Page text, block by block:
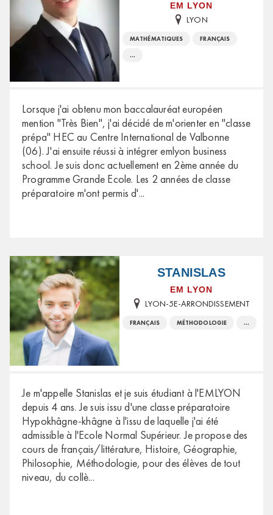
EM LYON
LYON
MATHÉMATIQUES FRANÇAIS
...
Lorsque j'ai obtenu mon baccalauréat européen
mention "Très Bien", j'ai décidé de m'orienter en "classe
prépa" HEC au Centre International de Valbonne
(06). J'ai ensuite réussi à intégrer emlyon business
school. Je suis donc actuellement en 2ème année du
Programme Grande Ecole. Les 2 années de classe
préparatoire m'ont permis d'...
STANISLAS
EM LYON
LYON-5E-ARRONDISSEMENT
FRANÇAIS MÉTHODOLOGIE ...
Je m'appelle Stanislas et je suis étudiant à l'EMLYON
depuis 4 ans. Je suis issu d'une classe préparatoire
Hypokhâgne-khâgne à l'issu de laquelle j'ai été
admissible à l'Ecole Normal Supérieur. Je propose des
cours de français/littérature, Histoire, Géographie,
Philosophie, Méthodologie, pour des élèves de tout
niveau, du collè...